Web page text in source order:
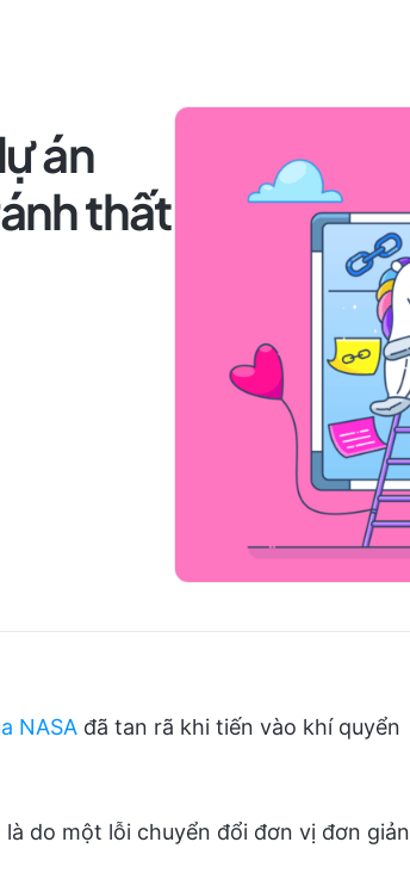
án
thất
NASA đã tan rã khi tiến vào khí quyển
do một lỗi chuyển đổi đơn vị đơn giản